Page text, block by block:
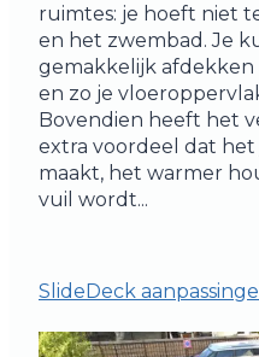
ruimtes: je hoeft niet
en het zwembad. Je
gemakkelijk
en zo je
Bovendien heeft het
extra voordeel dat
maakt, het warmer
vuil wordt...
SlideDeck